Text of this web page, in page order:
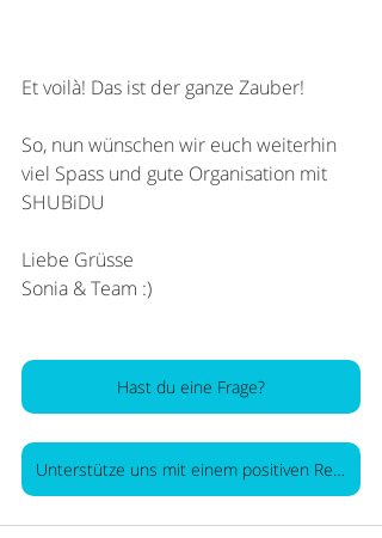
Et voilà! Das ist der ganze Zauber!
So, nun wünschen wir euch weiterhin
viel Spass und gute Organisation mit
SHUBiDU
Liebe Grüsse
Sonia & Team :)
Hast du eine Frage?